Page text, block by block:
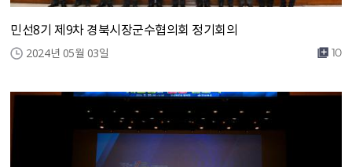
민선8기 제9차 경북시장군수협의회 정기회의
2024년 05월 03일 10